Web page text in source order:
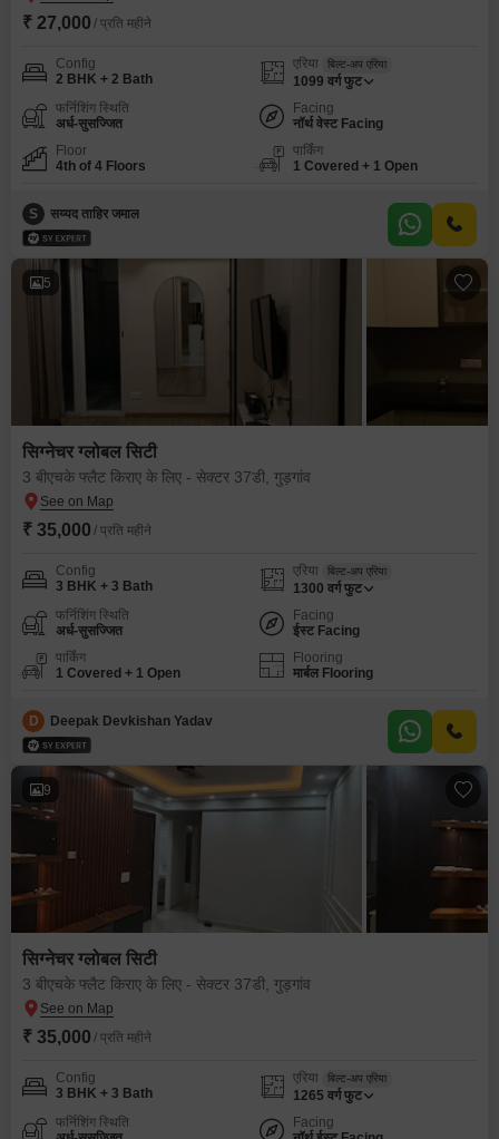
₹ 27,000 / प्रति महीने
Config
2 BHK + 2 Bath
एरिया बिल्ट-अप एरिया
1099 वर्ग फुट
फर्निशिंग स्थिति
अर्ध-सुसज्जित
Facing
नॉर्थ वेस्ट Facing
Floor
4th of 4 Floors
पार्किंग
1 Covered + 1 Open
S सय्यद ताहिर जमाल
5
सिग्नेचर ग्लोबल सिटी
3 बीएचके फ्लैट किराए के लिए - सेक्टर 37डी, गुड़गांव
₹ 35,000 / प्रति महीने
Config
3 BHK + 3 Bath
एरिया बिल्ट-अप एरिया
1300 वर्ग फुट
फर्निशिंग स्थिति
अर्ध-सुसज्जित
Facing
ईस्ट Facing
पार्किंग
1 Covered + 1 Open
Flooring
मार्बल Flooring
D Deepak Devkishan Yadav
9
सिग्नेचर ग्लोबल सिटी
3 बीएचके फ्लैट किराए के लिए - सेक्टर 37डी, गुड़गांव
₹ 35,000 / प्रति महीने
Config
3 BHK + 3 Bath
एरिया बिल्ट-अप एरिया
1265 वर्ग फुट
फर्निशिंग स्थिति
Facing